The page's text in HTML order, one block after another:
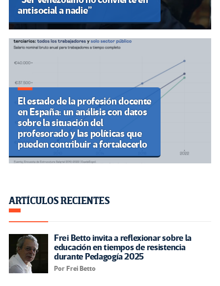
antisocial a nadie”
El estado de la profesión docente
en España: un análisis con datos
sobre la situación del
profesorado y las políticas que
pueden contribuir a fortalecerlo
ARTÍCULOS RECIENTES
Frei Betto invita a reflexionar sobre la
educación en tiempos de resistencia
durante Pedagogía 2025
Por Frei Betto